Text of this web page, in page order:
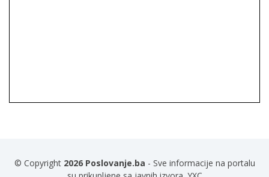
© Copyright 2026 Poslovanje.ba - Sve informacije na portalu